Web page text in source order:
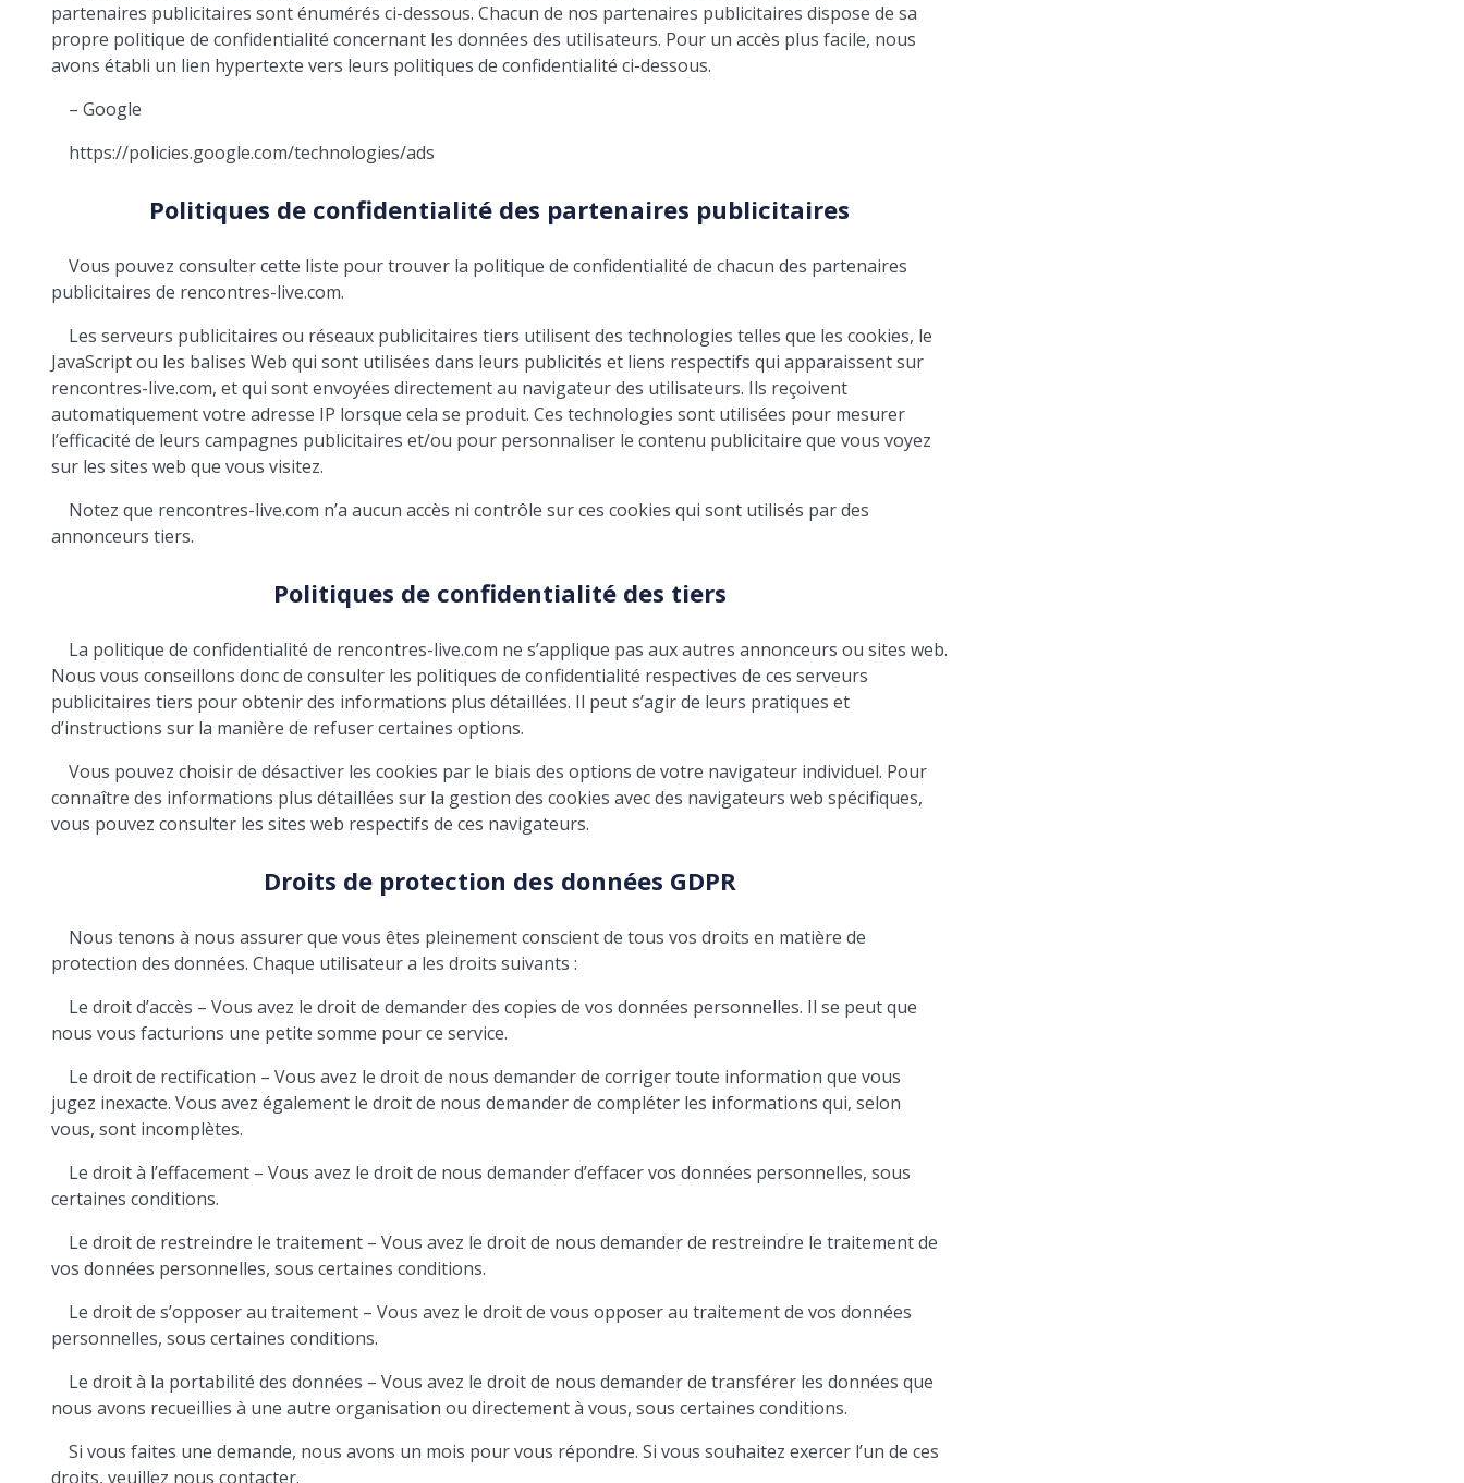
partenaires publicitaires sont énumérés ci-dessous. Chacun de nos partenaires publicitaires dispose de sa
propre politique de confidentialité concernant les données des utilisateurs. Pour un accès plus facile, nous
avons établi un lien hypertexte vers leurs politiques de confidentialité ci-dessous.
– Google
https://policies.google.com/technologies/ads
Politiques de confidentialité des partenaires publicitaires
Vous pouvez consulter cette liste pour trouver la politique de confidentialité de chacun des partenaires
publicitaires de rencontres-live.com.
Les serveurs publicitaires ou réseaux publicitaires tiers utilisent des technologies telles que les cookies, le
JavaScript ou les balises Web qui sont utilisées dans leurs publicités et liens respectifs qui apparaissent sur
rencontres-live.com, et qui sont envoyées directement au navigateur des utilisateurs. Ils reçoivent
automatiquement votre adresse IP lorsque cela se produit. Ces technologies sont utilisées pour mesurer
l’efficacité de leurs campagnes publicitaires et/ou pour personnaliser le contenu publicitaire que vous voyez
sur les sites web que vous visitez.
Notez que rencontres-live.com n’a aucun accès ni contrôle sur ces cookies qui sont utilisés par des
annonceurs tiers.
Politiques de confidentialité des tiers
La politique de confidentialité de rencontres-live.com ne s’applique pas aux autres annonceurs ou sites web.
Nous vous conseillons donc de consulter les politiques de confidentialité respectives de ces serveurs
publicitaires tiers pour obtenir des informations plus détaillées. Il peut s’agir de leurs pratiques et
d’instructions sur la manière de refuser certaines options.
Vous pouvez choisir de désactiver les cookies par le biais des options de votre navigateur individuel. Pour
connaître des informations plus détaillées sur la gestion des cookies avec des navigateurs web spécifiques,
vous pouvez consulter les sites web respectifs de ces navigateurs.
Droits de protection des données GDPR
Nous tenons à nous assurer que vous êtes pleinement conscient de tous vos droits en matière de
protection des données. Chaque utilisateur a les droits suivants :
Le droit d’accès – Vous avez le droit de demander des copies de vos données personnelles. Il se peut que
nous vous facturions une petite somme pour ce service.
Le droit de rectification – Vous avez le droit de nous demander de corriger toute information que vous
jugez inexacte. Vous avez également le droit de nous demander de compléter les informations qui, selon
vous, sont incomplètes.
Le droit à l’effacement – Vous avez le droit de nous demander d’effacer vos données personnelles, sous
certaines conditions.
Le droit de restreindre le traitement – Vous avez le droit de nous demander de restreindre le traitement de
vos données personnelles, sous certaines conditions.
Le droit de s’opposer au traitement – Vous avez le droit de vous opposer au traitement de vos données
personnelles, sous certaines conditions.
Le droit à la portabilité des données – Vous avez le droit de nous demander de transférer les données que
nous avons recueillies à une autre organisation ou directement à vous, sous certaines conditions.
Si vous faites une demande, nous avons un mois pour vous répondre. Si vous souhaitez exercer l’un de ces
droits, veuillez nous contacter.